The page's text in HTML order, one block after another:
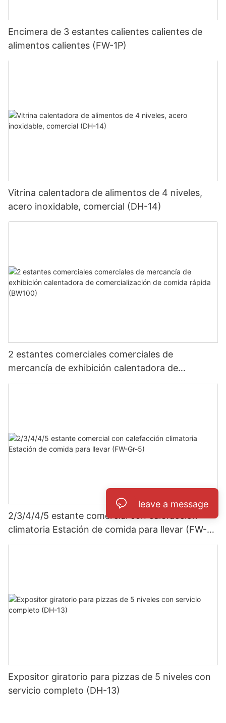
Encimera de 3 estantes calientes calientes de
alimentos calientes (FW-1P)
Vitrina calentadora de alimentos de 4 niveles,
acero inoxidable, comercial (DH-14)
2 estantes comerciales comerciales de
mercancía de exhibición calentadora de
comercialización de comida rápida (BW100)
2/3/4/4/5 estante comercial con calefacción
climatoria Estación de comida para llevar (FW-
Gr-5)
Expositor giratorio para pizzas de 5 niveles con
servicio completo (DH-13)
leave a message